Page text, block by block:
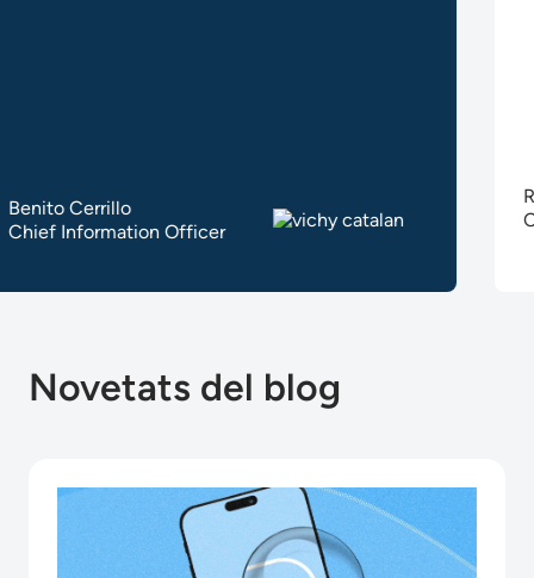
Ricard Marí­
Chief Information Officer
Novetats del blog